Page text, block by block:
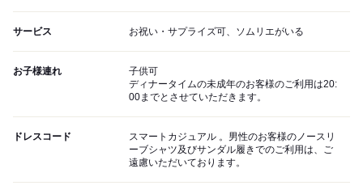
サービス お祝い・サプライズ可、ソムリエがいる
お子様連れ
子供可
ディナータイムの未成年のお客様のご利用は20:
00までとさせていただきます。
ドレスコード
スマートカジュアル 。男性のお客様のノースリ
ーブシャツ及びサンダル履きでのご利用は、ご
遠慮いただいております。